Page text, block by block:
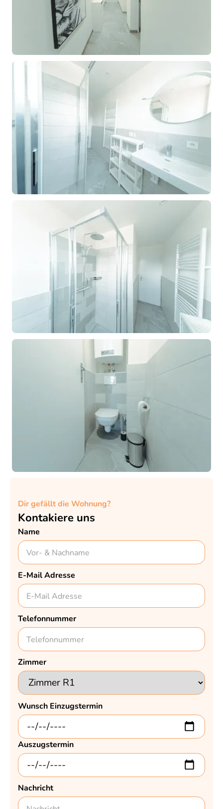
Dir gefällt die Wohnung?
Kontakiere uns
Name
E-Mail Adresse
Telefonnummer
Zimmer
Wunsch Einzugstermin
Auszugstermin
Nachricht